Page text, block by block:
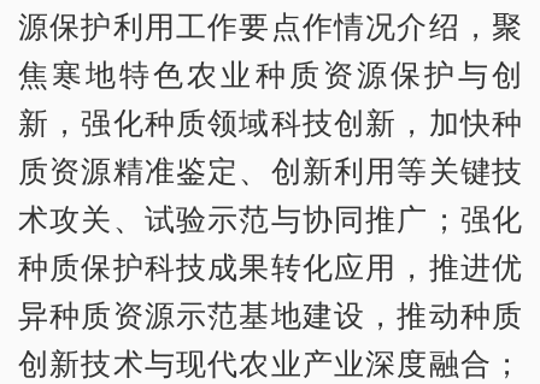
源保护利用工作要点作情况介绍，聚
焦寒地特色农业种质资源保护与创
新，强化种质领域科技创新，加快种
质资源精准鉴定、创新利用等关键技
术攻关、试验示范与协同推广；强化
种质保护科技成果转化应用，推进优
异种质资源示范基地建设，推动种质
创新技术与现代农业产业深度融合；